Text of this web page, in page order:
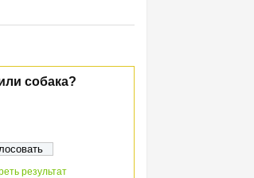
собака?
результат